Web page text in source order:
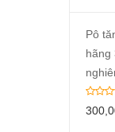
Pô
hãng